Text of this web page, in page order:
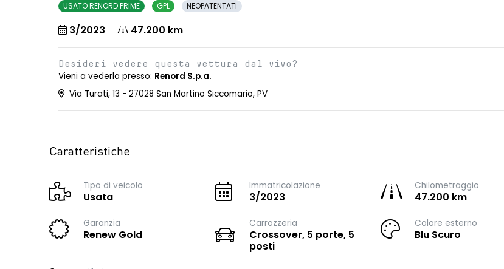
USATO RENORD PRIME GPL NEOPATENTATI
3/2023 47.200 km
Desideri vedere questa vettura dal vivo?
Vieni a vederla presso: Renord S.p.a.
Via Turati, 13 - 27028 San Martino Siccomario, PV
Caratteristiche
Tipo di veicolo
Usata
Immatricolazione
3/2023
Chilometraggio
47.200 km
Garanzia
Renew Gold
Carrozzeria
Crossover, 5 porte, 5
posti
Colore esterno
Blu Scuro